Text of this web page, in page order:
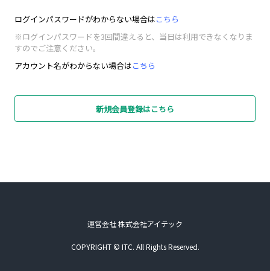
ログインパスワードがわからない場合はこちら
※ログインパスワードを3回間違えると、当日は利用できなくなりま
すのでご注意ください。
アカウント名がわからない場合はこちら
新規会員登録はこちら
運営会社 株式会社アイテック
COPYRIGHT © ITC. All Rights Reserved.